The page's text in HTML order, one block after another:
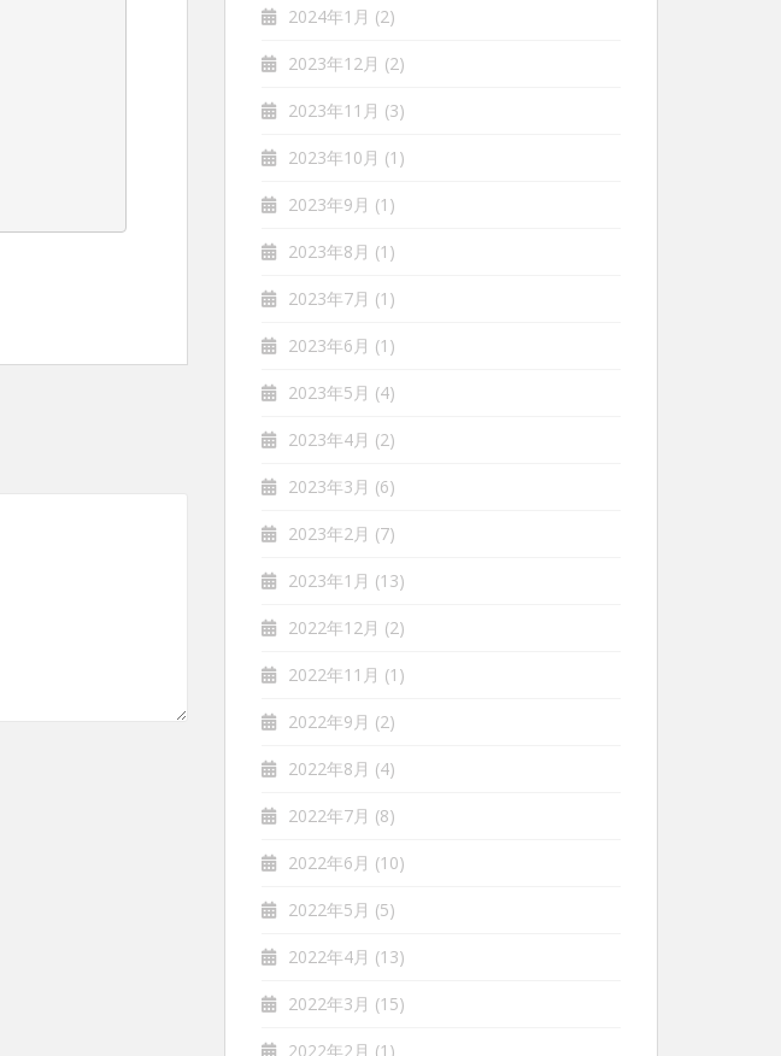
2024年1月 (2)
2023年12月 (2)
2023年11月 (3)
2023年10月 (1)
2023年9月 (1)
2023年8月 (1)
2023年7月 (1)
2023年6月 (1)
2023年5月 (4)
2023年4月 (2)
2023年3月 (6)
2023年2月 (7)
2023年1月 (13)
2022年12月 (2)
2022年11月 (1)
2022年9月 (2)
2022年8月 (4)
2022年7月 (8)
2022年6月 (10)
2022年5月 (5)
2022年4月 (13)
2022年3月 (15)
2022年2月 (1)